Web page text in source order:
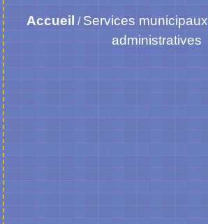
Accueil / Services municipaux
administratives